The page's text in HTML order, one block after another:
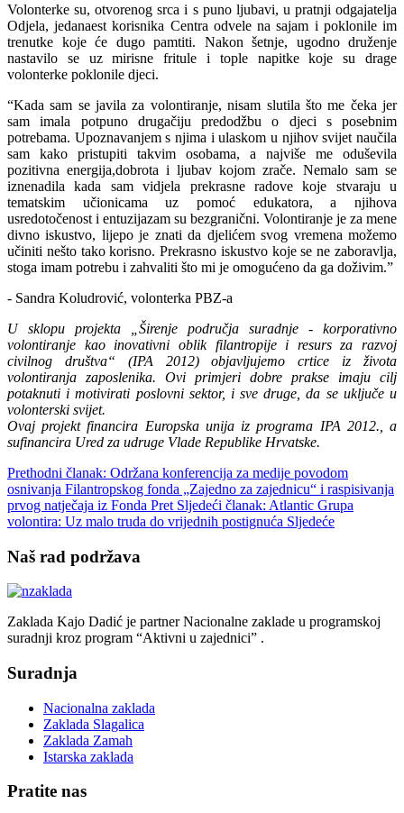
Volonterke su, otvorenog srca i s puno ljubavi, u pratnji odgajatelja
Odjela, jedanaest korisnika Centra odvele na sajam i poklonile im
trenutke koje će dugo pamtiti. Nakon šetnje, ugodno druženje
nastavilo se uz mirisne fritule i tople napitke koje su drage
volonterke poklonile djeci.
“Kada sam se javila za volontiranje, nisam slutila što me čeka jer
sam imala potpuno drugačiju predodžbu o djeci s posebnim
potrebama. Upoznavanjem s njima i ulaskom u njihov svijet naučila
sam kako pristupiti takvim osobama, a najviše me oduševila
pozitivna energija,dobrota i ljubav kojom zrače. Nemalo sam se
iznenadila kada sam vidjela prekrasne radove koje stvaraju u
tematskim učionicama uz pomoć edukatora, a njihova
usredotočenost i entuzijazam su bezgranični. Volontiranje je za mene
divno iskustvo, lijepo je znati da djelićem svog vremena možemo
učiniti nešto tako korisno. Prekrasno iskustvo koje se ne zaboravlja,
stoga imam potrebu i zahvaliti što mi je omogućeno da ga doživim.”
- Sandra Koludrović, volonterka PBZ-a
U sklopu projekta „Širenje područja suradnje - korporativno
volontiranje kao inovativni oblik filantropije i resurs za razvoj
civilnog društva“ (IPA 2012) objavljujemo crtice iz života
volontiranja zaposlenika. Ovi primjeri dobre prakse imaju cilj
potaknuti i motivirati poslovni sektor, i sve druge, da se uključe u
volonterski svijet.
Ovaj projekt financira Europska unija iz programa IPA 2012., a
sufinancira Ured za udruge Vlade Republike Hrvatske.
Prethodni članak: Održana konferencija za medije povodom
osnivanja Filantropskog fonda „Zajedno za zajednicu“ i raspisivanja
prvog natječaja iz Fonda Pret Sljedeći članak: Atlantic Grupa
volontira: Uz malo truda do vrijednih postignuća Sljedeće
Naš rad podržava
Zaklada Kajo Dadić je partner Nacionalne zaklade u programskoj
suradnji kroz program “Aktivni u zajednici” .
Suradnja
Nacionalna zaklada
Zaklada Slagalica
Zaklada Zamah
Istarska zaklada
Pratite nas